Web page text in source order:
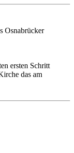
Osnabrücker
ersten Schritt
das am